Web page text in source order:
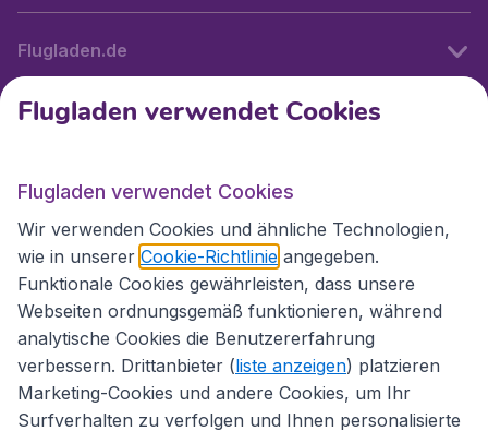
Flugladen.de
Internationale Webseiten
Folgen Sie uns:
Flugladen verwendet Cookies
Flugladen verwendet Cookies
Wir verwenden Cookies und ähnliche Technologien,
wie in unserer Cookie-Richtlinie angegeben.
Funktionale Cookies gewährleisten, dass unsere
Webseiten ordnungsgemäß funktionieren, während
analytische Cookies die Benutzererfahrung
verbessern. Drittanbieter (liste anzeigen) platzieren
Marketing-Cookies und andere Cookies, um Ihr
Surfverhalten zu verfolgen und Ihnen personalisierte